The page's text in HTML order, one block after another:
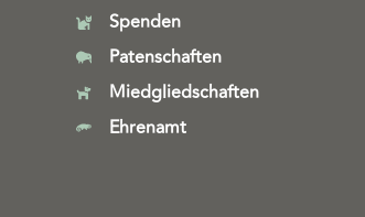
Spenden
Patenschaften
Miedgliedschaften
Ehrenamt